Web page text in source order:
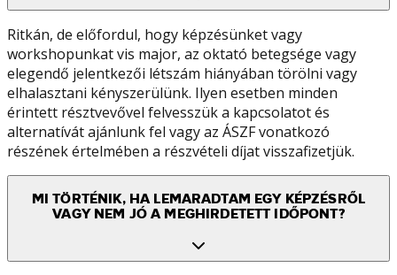
Ritkán, de előfordul, hogy képzésünket vagy
workshopunkat vis major, az oktató betegsége vagy
elegendő jelentkezői létszám hiányában törölni vagy
elhalasztani kényszerülünk. Ilyen esetben minden
érintett résztvevővel felvesszük a kapcsolatot és
alternatívát ajánlunk fel vagy az ÁSZF vonatkozó
részének értelmében a részvételi díjat visszafizetjük.
MI TÖRTÉNIK, HA LEMARADTAM EGY KÉPZÉSRŐL
VAGY NEM JÓ A MEGHIRDETETT IDŐPONT?